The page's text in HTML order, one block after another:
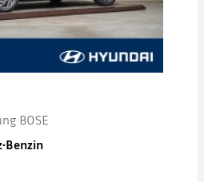
BOSE
•Benzin